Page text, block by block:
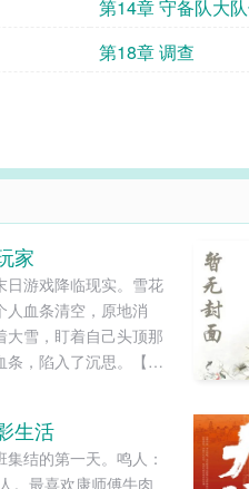
第14章 守备队大
第18章 调查
家
日游戏降临现实。雪花
人血条清空，原地消
大雪，盯着自己头顶那
条，陷入了沉思。【有
生活
结的第一天。鸣人：
。最喜欢康师傅牛肉